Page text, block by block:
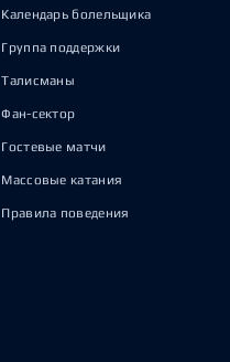
Календарь болельщика
Группа поддержки
Талисманы
Фан-сектор
Гостевые матчи
Массовые катания
Правила поведения